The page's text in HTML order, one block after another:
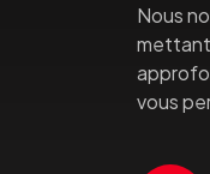
Nous
vous